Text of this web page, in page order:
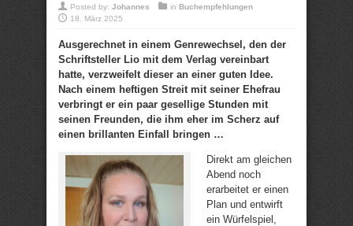
Posted by: Johannes in Buchempfehlungen
18. März 2025
Ausgerechnet in einem Genrewechsel, den der
Schriftsteller Lio mit dem Verlag vereinbart
hatte, verzweifelt dieser an einer guten Idee.
Nach einem heftigen Streit mit seiner Ehefrau
verbringt er ein paar gesellige Stunden mit
seinen Freunden, die ihm eher im Scherz auf
einen brillanten Einfall bringen …
Direkt am gleichen
Abend noch
erarbeitet er einen
Plan und entwirft
ein Würfelspiel,